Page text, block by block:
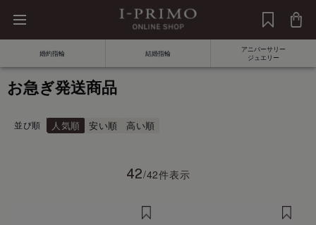
婚約指輪 結婚指輪
アニバーサリー
ジュエリー
お急ぎ発送商品
並び順 人気順 安い順 高い順
42/42件表示